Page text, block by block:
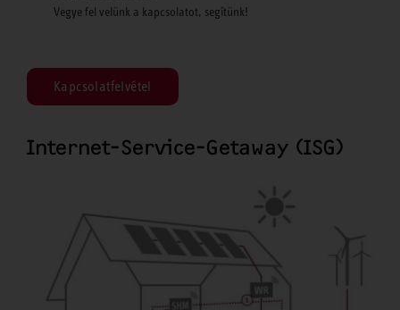
Vegye fel velünk a kapcsolatot, segítünk!
Kapcsolatfelvétel
Internet-Service-Getaway (ISG)